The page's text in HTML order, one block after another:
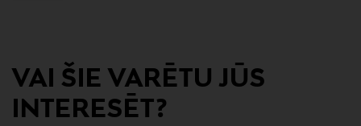
Ražotājs
Rohnisch Sport AB
VAI ŠIE VARĒTU JŪS
INTERESĒT?